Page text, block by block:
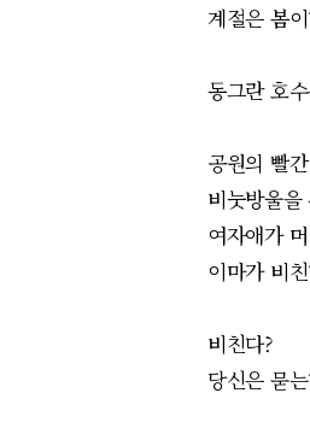
계절은 봄
동그란 호
공원의 빨
비눗방울
여자애가머
이마가 비
비친다?
당신은 묻